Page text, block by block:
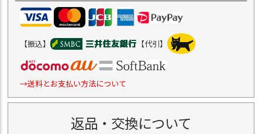
【振込】 【代引】
→送料とお支払い方法について
返品・交換について